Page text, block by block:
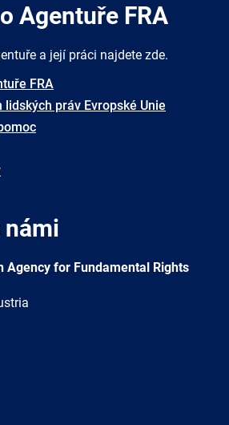
Agentuře FRA
a její práci najdete zde.
FRA
práv Evropské Unie
námi
Agency for Fundamental Rights